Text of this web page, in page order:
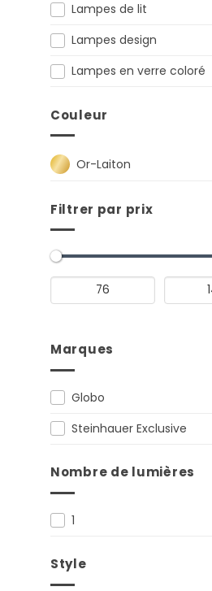
Lampes de lit
Lampes design
Lampes en verre coloré
Couleur
Or-Laiton
Filtrer par prix
Marques
Globo
Steinhauer Exclusive
Nombre de lumières
1
Style